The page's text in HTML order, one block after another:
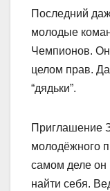
Последний
молодые
Чемпионов. Он
целом прав.
“дядьки”.
Приглашение
молодёжного
самом деле он
найти себя.